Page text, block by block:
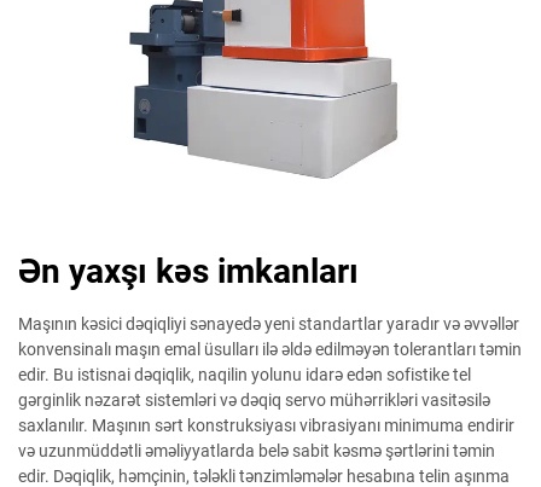
Ən yaxşı kəs imkanları
Maşının kəsici dəqiqliyi sənayedə yeni standartlar yaradır və əvvəllər
konvensinalı maşın emal üsulları ilə əldə edilməyən tolerantları təmin
edir. Bu istisnai dəqiqlik, naqilin yolunu idarə edən sofistike tel
gərginlik nəzarət sistemləri və dəqiq servo mühərrikləri vasitəsilə
saxlanılır. Maşının sərt konstruksiyası vibrasiyanı minimuma endirir
və uzunmüddətli əməliyyatlarda belə sabit kəsmə şərtlərini təmin
edir. Dəqiqlik, həmçinin, tələkli tənzimləmələr hesabına telin aşınma